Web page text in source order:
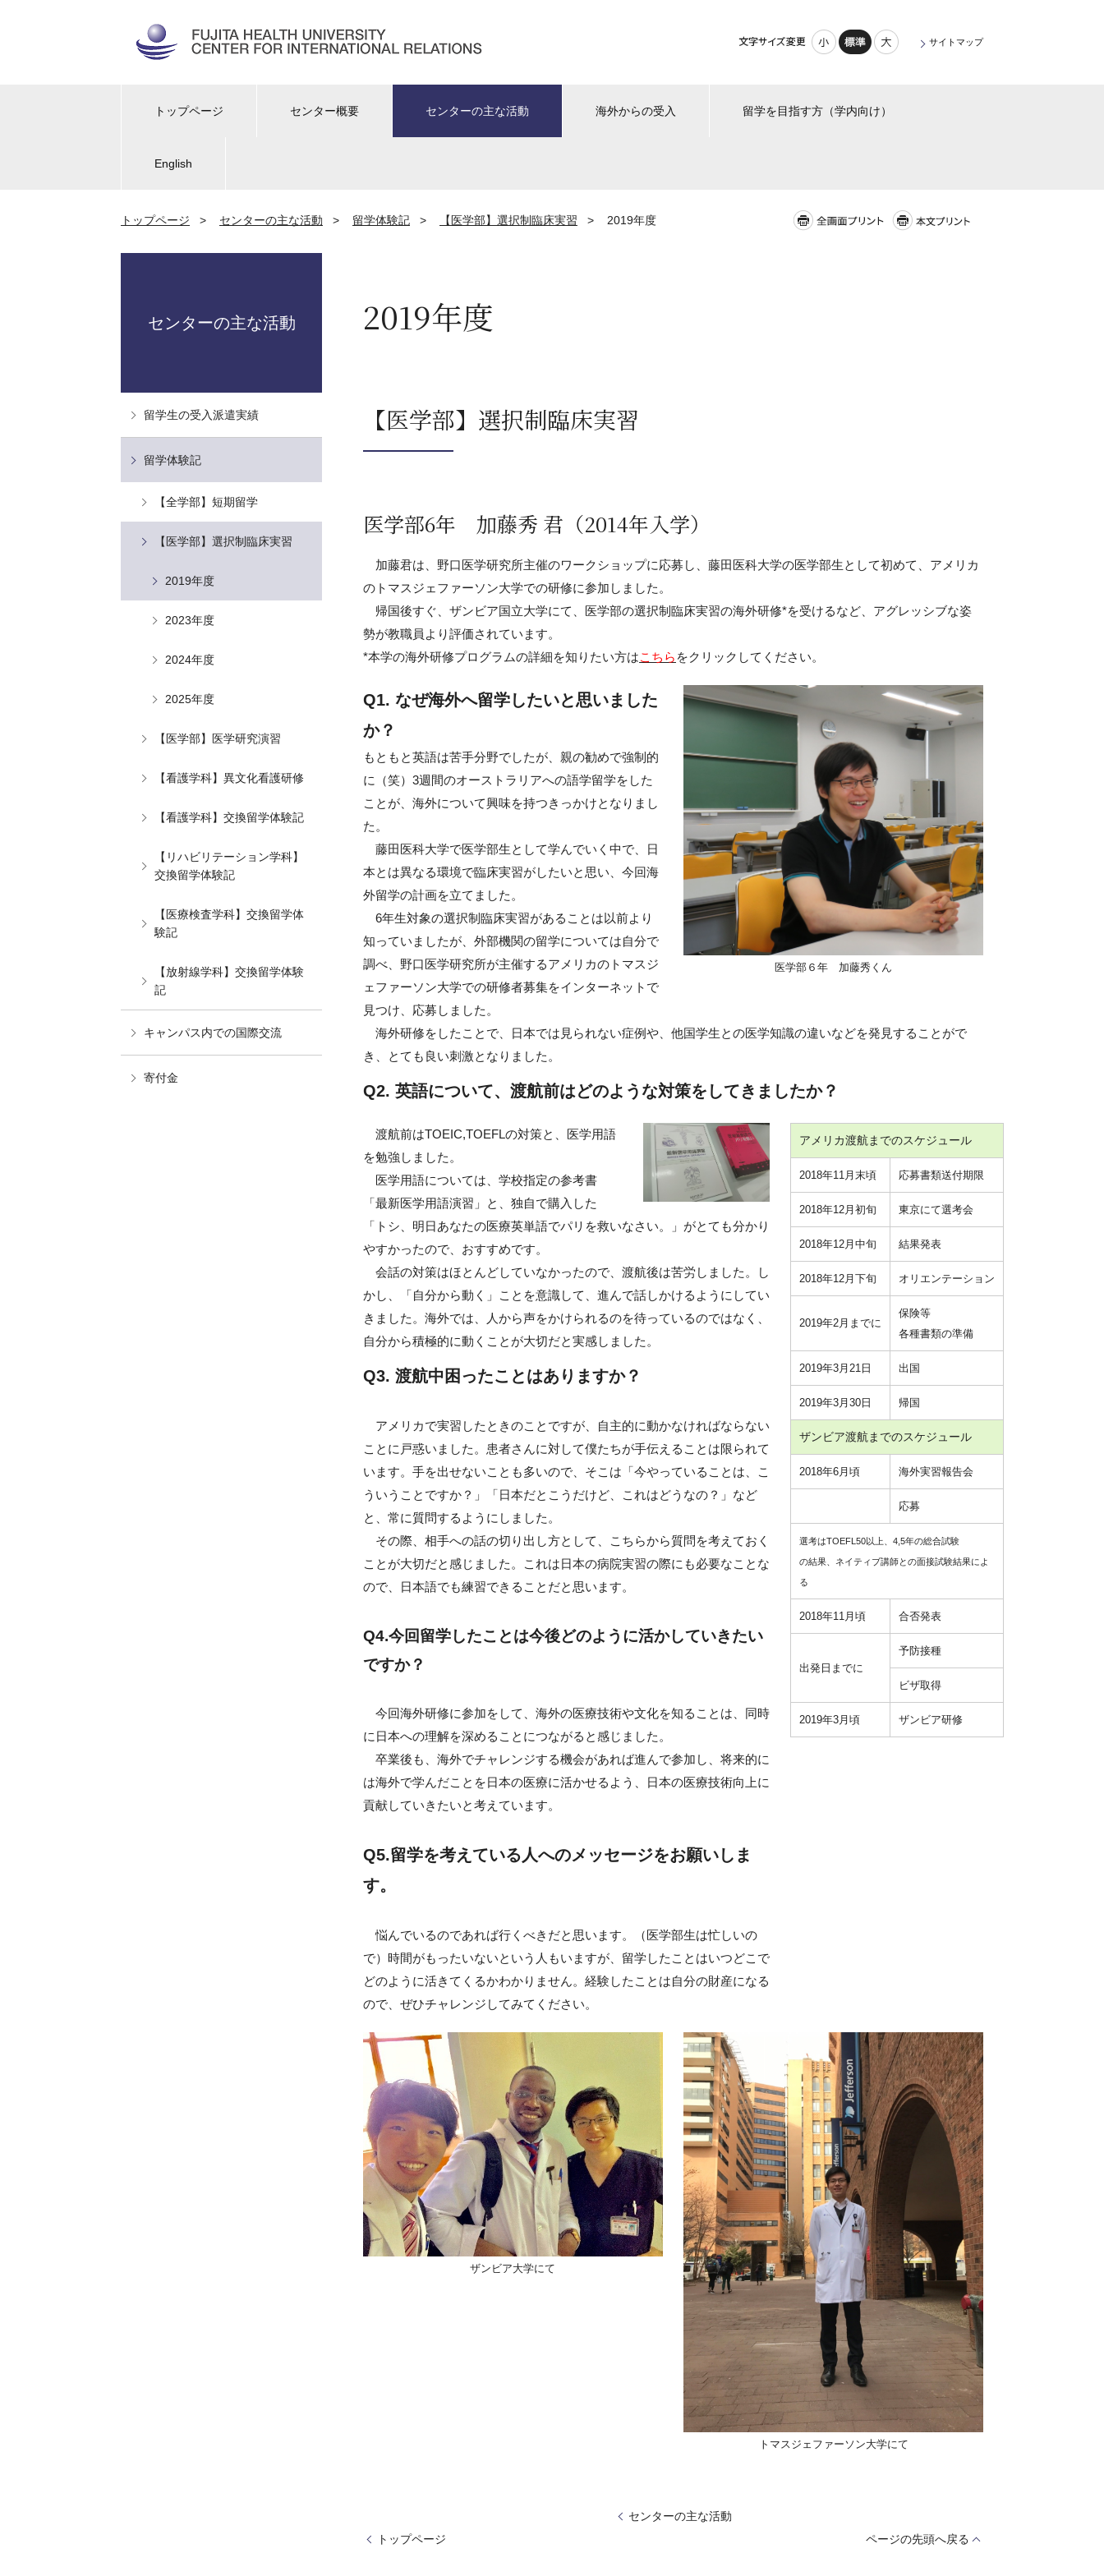
サイトマップ
トップページ センター概要 センターの主な活動 海外からの受入 留学を目指す方（学内向け）
English
トップページ > センターの主な活動 > 留学体験記 > 【医学部】選択制臨床実習 > 2019年度
2019年度
【医学部】選択制臨床実習
医学部6年 加藤秀 君（2014年入学）
加藤君は、野口医学研究所主催のワークショップに応募し、藤田医科大学の医学部生として初めて、アメリカ
のトマスジェファーソン大学での研修に参加しました。
帰国後すぐ、ザンビア国立大学にて、医学部の選択制臨床実習の海外研修*を受けるなど、アグレッシブな姿
勢が教職員より評価されています。
*本学の海外研修プログラムの詳細を知りたい方はこちら をクリックしてください。
医学部６年 加藤秀くん
Q1. なぜ海外へ留学したいと思いました
か？
もともと英語は苦手分野でしたが、親の勧めで強制的
に（笑）3週間のオーストラリアへの語学留学をした
ことが、海外について興味を持つきっかけとなりまし
た。
藤田医科大学で医学部生として学んでいく中で、日
本とは異なる環境で臨床実習がしたいと思い、今回海
外留学の計画を立てました。
6年生対象の選択制臨床実習があることは以前より
知っていましたが、外部機関の留学については自分で
調べ、野口医学研究所が主催するアメリカのトマスジ
ェファーソン大学での研修者募集をインターネットで
見つけ、応募しました。
海外研修をしたことで、日本では見られない症例や、他国学生との医学知識の違いなどを発見することがで
き、とても良い刺激となりました。
Q2. 英語について、渡航前はどのような対策をしてきましたか？
渡航前はTOEIC,TOEFLの対策と、医学用語
を勉強しました。
医学用語については、学校指定の参考書
「最新医学用語演習」と、独自で購入した
「トシ、明日あなたの医療英単語でパリを救いなさい。」がとても分かり
やすかったので、おすすめです。
会話の対策はほとんどしていなかったので、渡航後は苦労しました。し
かし、「自分から動く」ことを意識して、進んで話しかけるようにしてい
きました。海外では、人から声をかけられるのを待っているのではなく、
自分から積極的に動くことが大切だと実感しました。
Q3. 渡航中困ったことはありますか？
アメリカで実習したときのことですが、自主的に動かなければならない
ことに戸惑いました。患者さんに対して僕たちが手伝えることは限られて
います。手を出せないことも多いので、そこは「今やっていることは、こ
ういうことですか？」「日本だとこうだけど、これはどうなの？」など
と、常に質問するようにしました。
その際、相手への話の切り出し方として、こちらから質問を考えておく
ことが大切だと感じました。これは日本の病院実習の際にも必要なことな
ので、日本語でも練習できることだと思います。
Q4.今回留学したことは今後どのように活かしていきたい
ですか？
今回海外研修に参加をして、海外の医療技術や文化を知ることは、同時
に日本への理解を深めることにつながると感じました。
卒業後も、海外でチャレンジする機会があれば進んで参加し、将来的に
は海外で学んだことを日本の医療に活かせるよう、日本の医療技術向上に
貢献していきたいと考えています。
Q5.留学を考えている人へのメッセージをお願いしま
す。
悩んでいるのであれば行くべきだと思います。（医学部生は忙しいの
で）時間がもったいないという人もいますが、留学したことはいつどこで
どのように活きてくるかわかりません。経験したことは自分の財産になる
ので、ぜひチャレンジしてみてください。
アメリカ渡航までのスケジュール
2018年11月末頃 応募書類送付期限
2018年12月初旬 東京にて選考会
2018年12月中旬 結果発表
2018年12月下旬 オリエンテーション
2019年2月までに
保険等
各種書類の準備
2019年3月21日 出国
2019年3月30日 帰国
ザンビア渡航までのスケジュール
2018年6月頃 海外実習報告会
応募
選考はTOEFL50以上、4,5年の総合試験
の結果、ネイティブ講師との面接試験結果によ
る
2018年11月頃 合否発表
出発日までに
予防接種
ビザ取得
2019年3月頃 ザンビア研修
ザンビア大学にて
トマスジェファーソン大学にて
センターの主な活動
留学生の受入派遣実績
留学体験記
【全学部】短期留学
【医学部】選択制臨床実習
2019年度
2023年度
2024年度
2025年度
【医学部】医学研究演習
【看護学科】異文化看護研修
【看護学科】交換留学体験記
【リハビリテーション学科】
交換留学体験記
【医療検査学科】交換留学体
験記
【放射線学科】交換留学体験
記
キャンパス内での国際交流
寄付金
センターの主な活動
トップページ
ページの先頭へ戻る